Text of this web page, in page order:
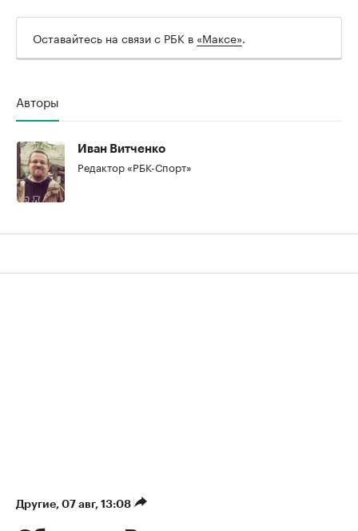
Оставайтесь на связи с РБК в «Максе».
Авторы
Иван Витченко
Редактор «РБК-Спорт»
Другие⁠, 07 авг, 13:08